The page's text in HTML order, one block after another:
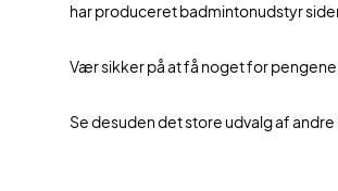
har produceret badmintonudstyr
Vær sikker på at få noget for
Se desuden det store udvalg af